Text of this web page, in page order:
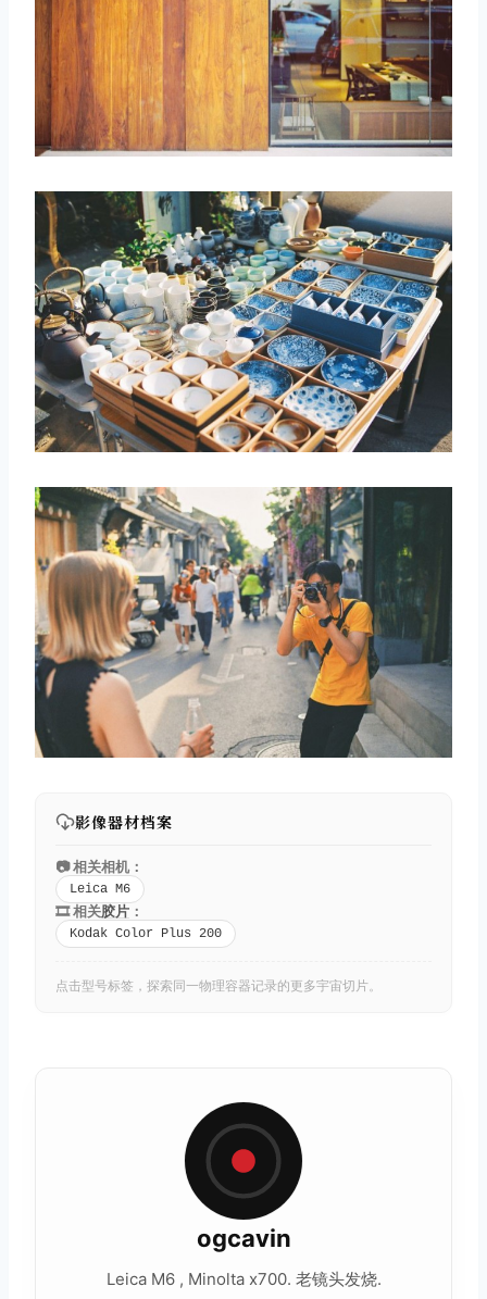
影像器材档案
📷 相关相机：
Leica M6
🎞️ 相关胶片 ：
Kodak Color Plus 200
点击型号标签，探索同一物理容器记录的更多宇宙切片。
ogcavin
Leica M6 , Minolta x700. 老镜头发烧.
取消 搜索